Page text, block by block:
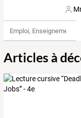
Emploi, Enseignement &
Articles à